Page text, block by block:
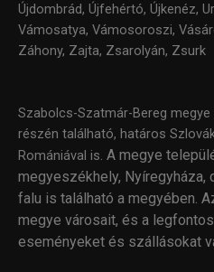
Újdombrád, Újfehértó, Újkenéz,
Vámosatya, Vámosoroszi,
Záhony, Zajta, Zsarolyán, Zsurk
Szabolcs-Szatmár-Bereg
részén található, határos
Romániával is A megye
megyeszékhely,
falu is található a megyében
megye városait, és a
eseményeket és szállásokat